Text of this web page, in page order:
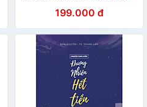
Làm Như Thế199.000 đ